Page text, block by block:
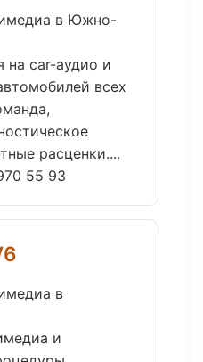
в Южно-
на car-аудио и
всех
расценки....
55 93
в
и